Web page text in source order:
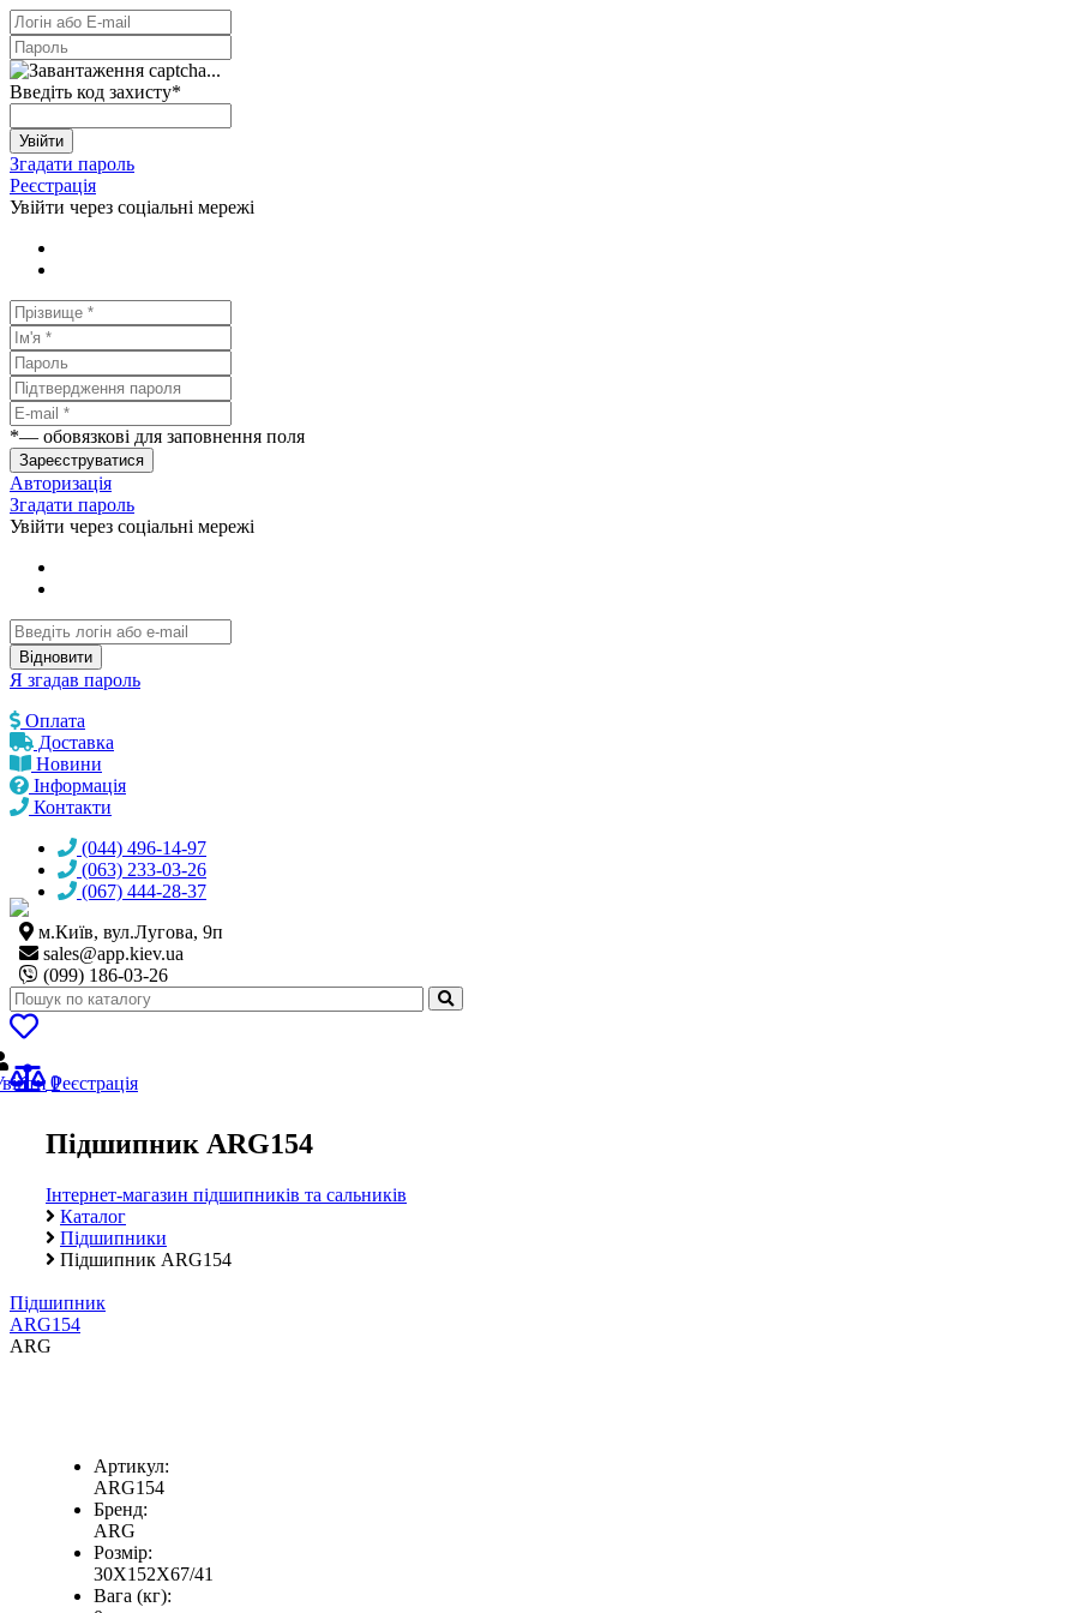
Введіть код захисту*
Увійти
Згадати пароль
Реєстрація
Увійти через соціальні мережі
*— обовязкові для заповнення поля
Зареєструватися
Авторизація
Згадати пароль
Увійти через соціальні мережі
Відновити
Я згадав пароль
Оплата
Доставка
Новини
Інформація
Контакти
(044) 496-14-97
(063) 233-03-26
(067) 444-28-37
м.Київ, вул.Лугова, 9п
sales@app.kiev.ua
(099) 186-03-26
0
Реєстрація
Підшипник ARG154
Інтернет-магазин підшипників та сальників
Каталог
Підшипники
Підшипник ARG154
Підшипник
ARG154
ARG
Артикул:
ARG154
Бренд:
ARG
Розмір:
30X152X67/41
Вага (кг):